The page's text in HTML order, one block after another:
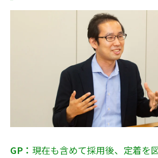
GP： 現在も含めて採用後、定着を